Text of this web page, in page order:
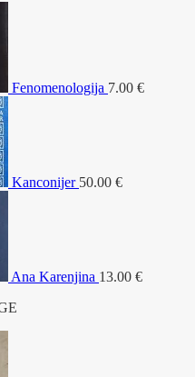
Fenomenologija 7.00 €
Kanconijer 50.00 €
Ana Karenjina 13.00 €